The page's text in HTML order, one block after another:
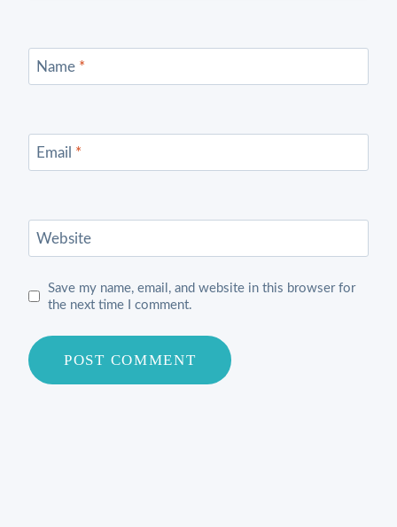
Name *
Email *
Website
Save my name, email, and website in this browser for
the next time I comment.